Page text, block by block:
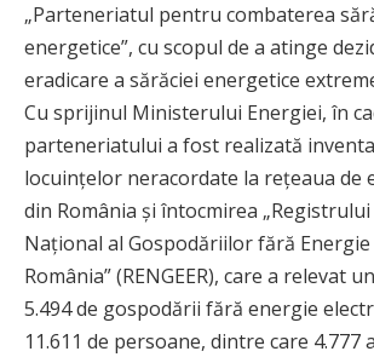
„Parteneriatul pentru combaterea
energetice”, cu scopul de a atinge
eradicare a sărăciei energetice
Cu sprijinul Ministerului Energiei, în
parteneriatului a fost realizată
locuințelor neracordate la rețeaua de
din România și întocmirea
Național al Gospodăriilor fără Energie
România” (RENGEER), care a relevat
5.494 de gospodării fără energie
11.611 de persoane, dintre care 4.777